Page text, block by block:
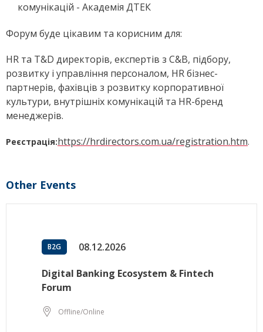
комунікацій - Академія ДТЕК
Форум буде цікавим та корисним для:
HR та T&D директорів, експертів з C&B, підбору,
розвитку і управління персоналом, HR бізнес-
партнерів, фахівців з розвитку корпоративної
культури, внутрішніх комунікацій та HR-бренд
менеджерів.
Реєстрація:https://hrdirectors.com.ua/registration.htm.
Other Events
B2G 08.12.2026
Digital Banking Ecosystem & Fintech
Forum
Offline/Online